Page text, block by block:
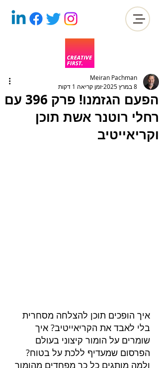
הפעם הגזמנו! פרק 396 עם
רחלי רוטנר אשת תוכן
וקריאייטיב
Meiran Pachman
8 במרץ 2025
זמן קריאה 1 דקות
איך הופכים תוכן להצלחה מסחרית
בלי לאבד את הקריאייטיב? איך
שומרים על הומור קיצוני בעולם
הפרסום שמעדיף ללכת על בטוח?
ולמה מותגים כל כך מפחדים מהומור